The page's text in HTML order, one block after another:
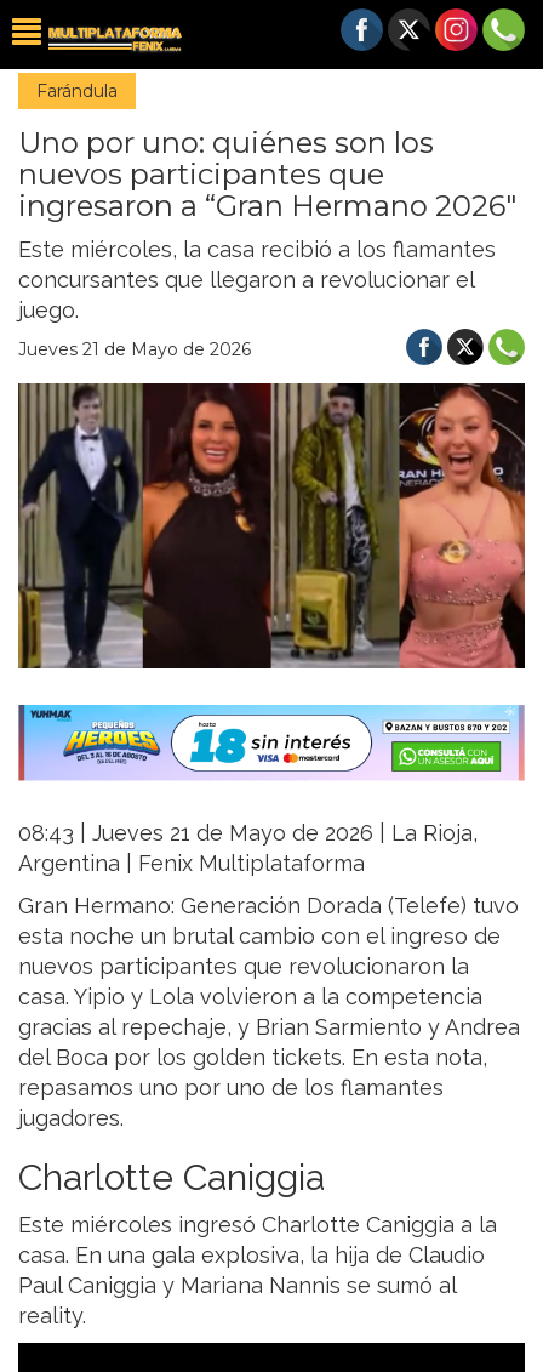
Farándula
Uno por uno: quiénes son los
nuevos participantes que
ingresaron a “Gran Hermano 2026″
Este miércoles, la casa recibió a los flamantes
concursantes que llegaron a revolucionar el
juego.
Jueves 21 de Mayo de 2026
08:43 | Jueves 21 de Mayo de 2026 | La Rioja,
Argentina | Fenix Multiplataforma
Gran Hermano: Generación Dorada (Telefe) tuvo
esta noche un brutal cambio con el ingreso de
nuevos participantes que revolucionaron la
casa. Yipio y Lola volvieron a la competencia
gracias al repechaje, y Brian Sarmiento y Andrea
del Boca por los golden tickets. En esta nota,
repasamos uno por uno de los flamantes
jugadores.
Charlotte Caniggia
Este miércoles ingresó Charlotte Caniggia a la
casa. En una gala explosiva, la hija de Claudio
Paul Caniggia y Mariana Nannis se sumó al
reality.